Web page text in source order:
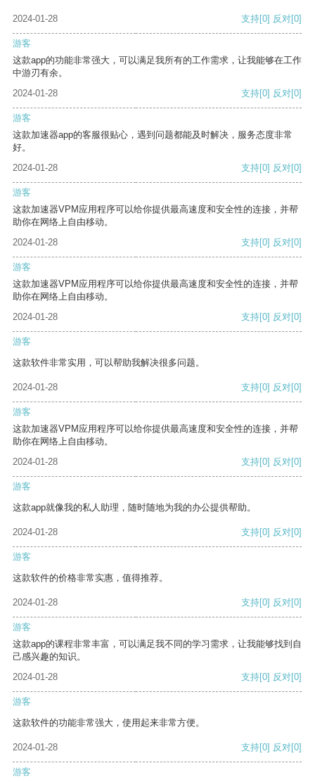
2024-01-28 支持[0] 反对[0]
游客
这款app的功能非常强大，可以满足我所有的工作需求，让我能够在工作
中游刃有余。
2024-01-28
支持[0] 反对[0]
游客
这款加速器app的客服很贴心，遇到问题都能及时解决，服务态度非常
好。
2024-01-28
支持[0] 反对[0]
游客
这款加速器VPM应用程序可以给你提供最高速度和安全性的连接，并帮
助你在网络上自由移动。
2024-01-28
支持[0] 反对[0]
游客
这款加速器VPM应用程序可以给你提供最高速度和安全性的连接，并帮
助你在网络上自由移动。
2024-01-28
支持[0] 反对[0]
游客
这款软件非常实用，可以帮助我解决很多问题。
2024-01-28 支持[0] 反对[0]
游客
这款加速器VPM应用程序可以给你提供最高速度和安全性的连接，并帮
助你在网络上自由移动。
2024-01-28
支持[0] 反对[0]
游客
这款app就像我的私人助理，随时随地为我的办公提供帮助。
2024-01-28 支持[0] 反对[0]
游客
这款软件的价格非常实惠，值得推荐。
2024-01-28 支持[0] 反对[0]
游客
这款app的课程非常丰富，可以满足我不同的学习需求，让我能够找到自
己感兴趣的知识。
2024-01-28
支持[0] 反对[0]
游客
这款软件的功能非常强大，使用起来非常方便。
2024-01-28 支持[0] 反对[0]
游客